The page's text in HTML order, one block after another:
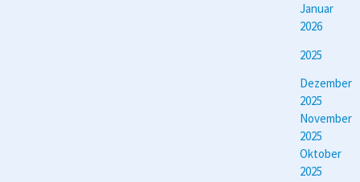
Januar
2026
2025
Dezember
2025
November
2025
Oktober
2025